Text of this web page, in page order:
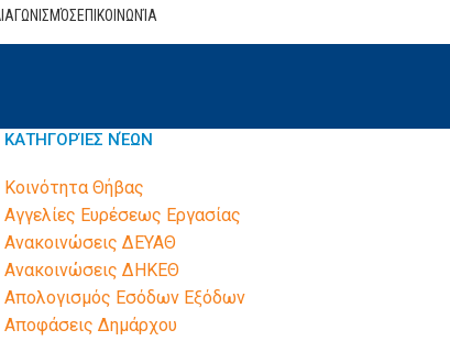
ΕΠΙΚΟΙΝΩΝΊΑ
ΚΑΤΗΓΟΡΊΕΣ ΝΈΩΝ
Kοινότητα Θήβας
Αγγελίες Ευρέσεως Εργασίας
Ανακοινώσεις ΔΕΥΑΘ
Ανακοινώσεις ΔΗΚΕΘ
Απολογισμός Εσόδων Εξόδων
Αποφάσεις Δημάρχου